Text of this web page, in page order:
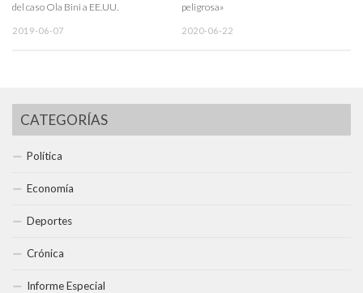
del caso Ola Bini a EE.UU.
2019-06-07
peligrosa»
2020-06-22
CATEGORÍAS
Política
Economía
Deportes
Crónica
Informe Especial